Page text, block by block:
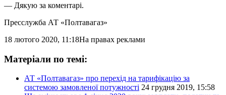
— Дякую за коментарі.
Пресслужба АТ «Полтавагаз»
18 лютого 2020, 11:18На правах реклами
Матеріали по темі:
АТ «Полтавагаз» про перехід на тарифікацію за
системою замовленої потужності 24 грудня 2019, 15:58